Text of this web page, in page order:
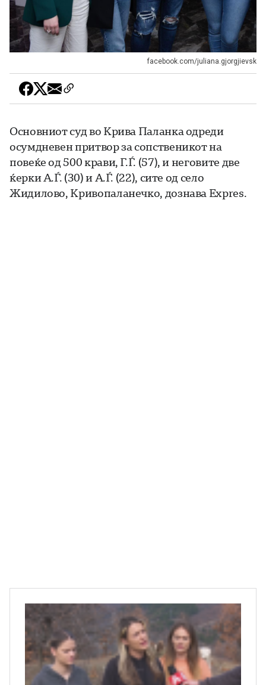
facebook.com/juliana.gjorgjievsk
Основниот суд во Крива Паланка одреди
осумдневен притвор за сопственикот на
повеќе од 500 крави, Г.Ѓ. (57), и неговите две
ќерки А.Ѓ. (30) и А.Ѓ. (22), сите од село
Жидилово, Кривопаланечко, дознава Expres.